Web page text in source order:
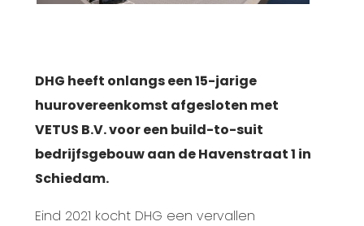
DHG heeft onlangs een 15-jarige
huurovereenkomst afgesloten met
VETUS B.V. voor een build-to-suit
bedrijfsgebouw aan de Havenstraat 1 in
Schiedam.
Eind 2021 kocht DHG een vervallen